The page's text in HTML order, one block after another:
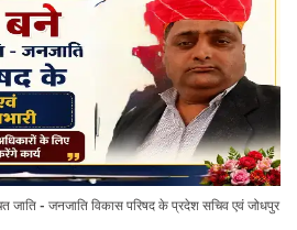
जाति - जनजाति विकास परिषद के प्रदेश सचिव एवं जोधपुर